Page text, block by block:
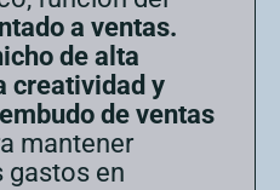
a ventas.
de alta
creatividad y
de ventas
mantener
gastos en